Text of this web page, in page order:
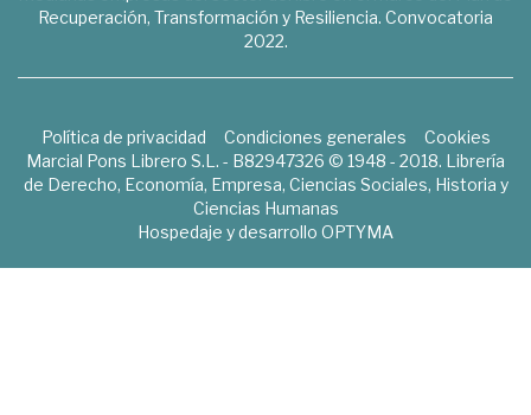
Recuperación, Transformación y Resiliencia. Convocatoria
2022.
Política de privacidad Condiciones generales
Cookies
Marcial Pons Librero S.L. - B82947326 © 1948 - 2018. Librería
de Derecho, Economía, Empresa, Ciencias Sociales, Historia y
Ciencias Humanas
Hospedaje y desarrollo OPTYMA